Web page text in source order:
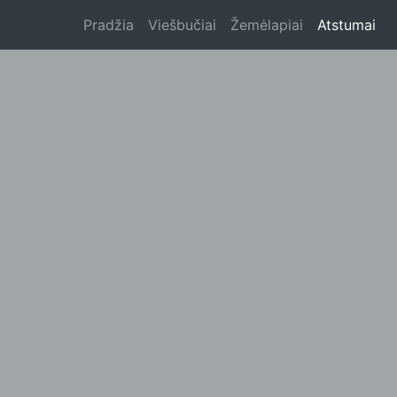
Pradžia Viešbučiai Žemėlapiai Atstumai